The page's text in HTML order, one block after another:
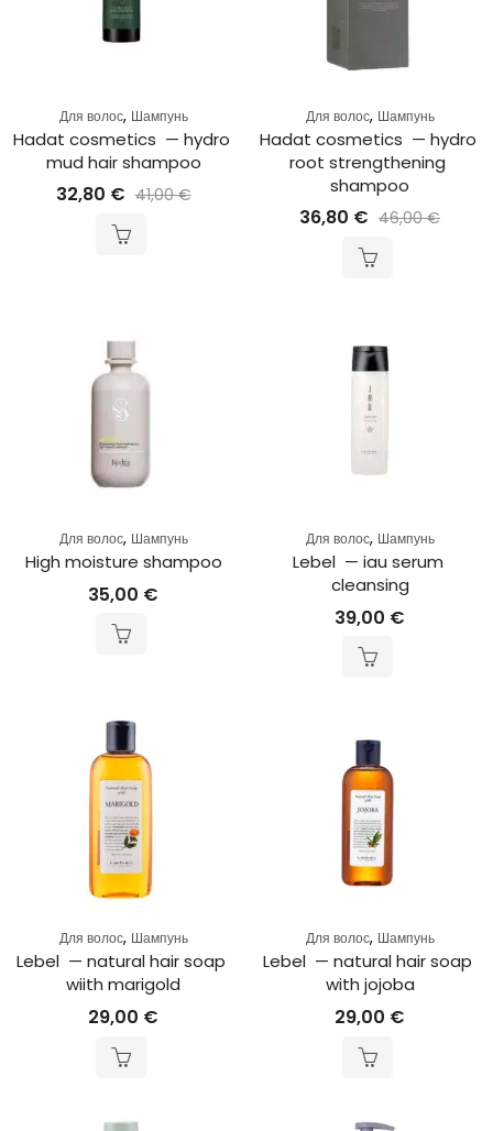
Для волос, Шампунь
Hadat cosmetics  — hydro
mud hair shampoo
32,80 € 41,00€
Для волос, Шампунь
Hadat cosmetics  — hydro
root strengthening
shampoo
36,80 € 46,00€
Для волос, Шампунь
High moisture shampoo
35,00 €
Для волос, Шампунь
Lebel  — iau serum
cleansing
39,00 €
Для волос, Шампунь
Lebel  — natural hair soap
wiith marigold
29,00 €
Для волос, Шампунь
Lebel  — natural hair soap
with jojoba
29,00 €